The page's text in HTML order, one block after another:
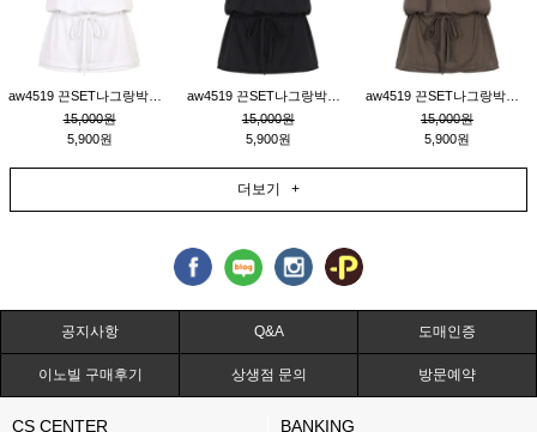
15,000원
5,900원
15,000원
5,900원
15,000원
5,900원
더보기 +
공지사항 Q&A 도매인증
이노빌 구매후기 상생점 문의 방문예약
CS CENTER BANKING